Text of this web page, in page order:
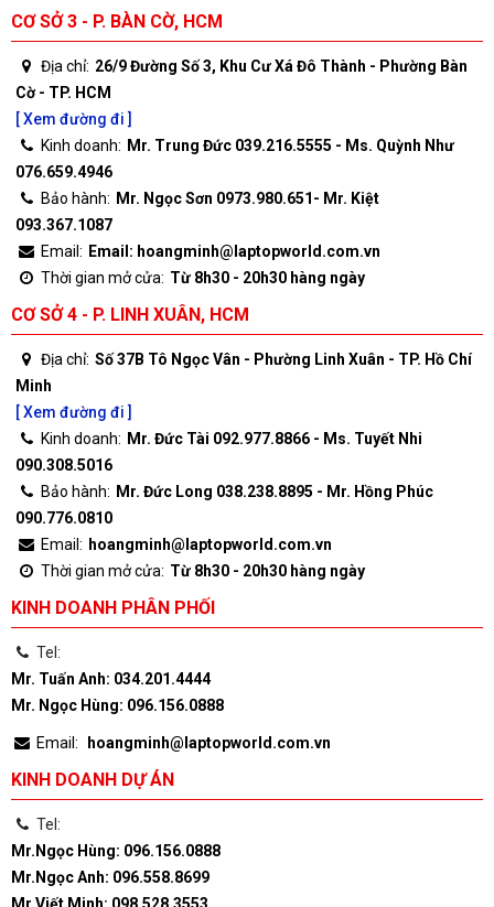
CƠ SỞ 3 - P. BÀN CỜ, HCM
Địa chỉ: 26/9 Đường Số 3, Khu Cư Xá Đô Thành - Phường Bàn
Cờ - TP. HCM
[ Xem đường đi ]
Kinh doanh: Mr. Trung Đức 039.216.5555 - Ms. Quỳnh Như
076.659.4946
Bảo hành: Mr. Ngọc Sơn 0973.980.651- Mr. Kiệt
093.367.1087
Email: Email: hoangminh@laptopworld.com.vn
Thời gian mở cửa: Từ 8h30 - 20h30 hàng ngày
CƠ SỞ 4 - P. LINH XUÂN, HCM
Địa chỉ: Số 37B Tô Ngọc Vân - Phường Linh Xuân - TP. Hồ Chí
Minh
[ Xem đường đi ]
Kinh doanh: Mr. Đức Tài 092.977.8866 - Ms. Tuyết Nhi
090.308.5016
Bảo hành: Mr. Đức Long 038.238.8895 - Mr. Hồng Phúc
090.776.0810
Email: hoangminh@laptopworld.com.vn
Thời gian mở cửa: Từ 8h30 - 20h30 hàng ngày
KINH DOANH PHÂN PHỐI
Tel:
Mr. Tuấn Anh: 034.201.4444
Mr. Ngọc Hùng: 096.156.0888
Email: hoangminh@laptopworld.com.vn
KINH DOANH DỰ ÁN
Tel:
Mr.Ngọc Hùng: 096.156.0888
Mr.Ngọc Anh: 096.558.8699